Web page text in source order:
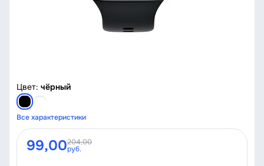
Цвет: чёрный
Все характеристики
99,00204,00
руб.